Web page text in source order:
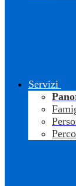
Servizi